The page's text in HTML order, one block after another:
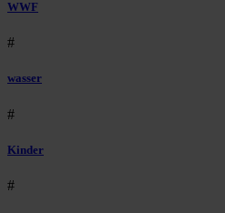
WWF
#
wasser
#
Kinder
#